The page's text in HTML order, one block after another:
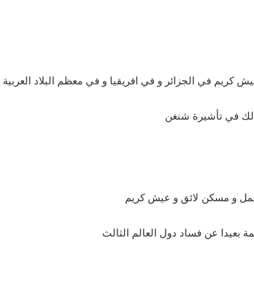
في الجزائر و في افريقيا و في معظم البلاد العربية
في تأشيرة شنغن
و مسكن لائق و عيش كريم
عن فساد دول العالم الثالث